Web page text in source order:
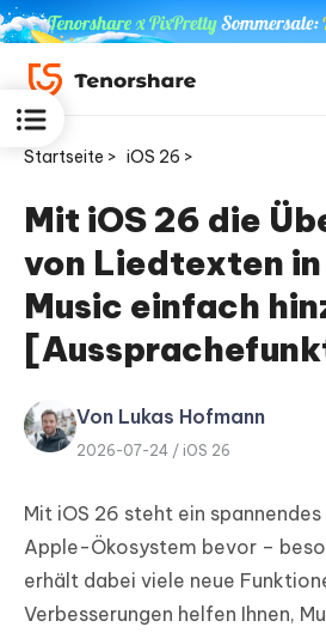
ReiBoot
for iOS
PDNob
Editor
Startseite > iOS 26 >
Mit iOS 26 die
von Liedtexten
Music einfach
Von Lukas Hofmann
2026-07-24 / iOS 26
Mit iOS 26 steht ein
Apple-Ökosystem bevor –
erhält dabei viele neue
Verbesserungen helfen Ihnen,